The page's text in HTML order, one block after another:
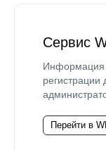
Сервис
Информация
регистрации
Перейти в